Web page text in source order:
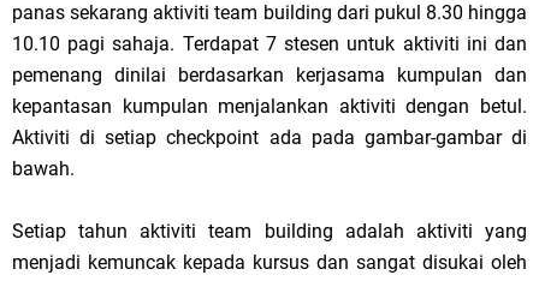
panas sekarang aktiviti team building dari pukul 8.30 hingga
10.10 pagi sahaja. Terdapat 7 stesen untuk aktiviti ini dan
pemenang dinilai berdasarkan kerjasama kumpulan dan
kepantasan kumpulan menjalankan aktiviti dengan betul.
Aktiviti di setiap checkpoint ada pada gambar-gambar di
bawah.
Setiap tahun aktiviti team building adalah aktiviti yang
menjadi kemuncak kepada kursus dan sangat disukai oleh